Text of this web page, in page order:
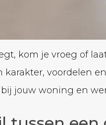
kom je vroeg of
voordelen
jouw woning en